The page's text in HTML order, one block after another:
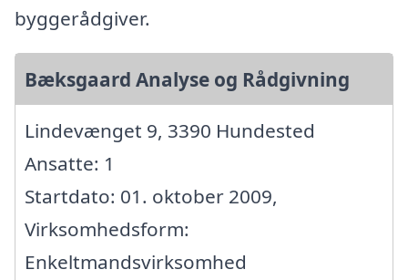
byggerådgiver.
Bæksgaard Analyse og Rådgivning
Lindevænget 9, 3390 Hundested
Ansatte: 1
Startdato: 01. oktober 2009,
Virksomhedsform:
Enkeltmandsvirksomhed